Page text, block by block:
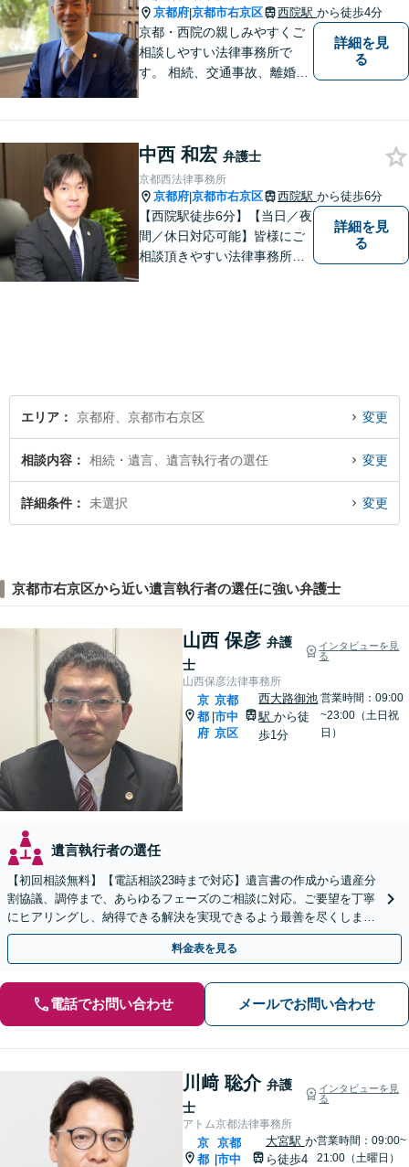
京都府|京都市右京区 西院駅 から徒歩4分
京都・西院の親しみやすくご
相談しやすい法律事務所で
す。 相続、交通事故、離婚、
詳細を見
る
中西 和宏 弁護士
京都西法律事務所
京都府|京都市右京区 西院駅 から徒歩6分
【西院駅徒歩6分】【当日／夜
間／休日対応可能】皆様にご
相談頂きやすい法律事務所を
相談ください。
詳細を見
る
エリア 京都府、京都市右京区 変更
相談内容 相続・遺言、遺言執行者の選任 変更
詳細条件 未選択 変更
京都市右京区から近い遺言執行者の選任に強い弁護士
山西 保彦 弁護
士
インタビューを見
る
山西保彦法律事務所
京
都
府
|
京都
市中
京区
西大路御池
駅から徒
歩1分
営業時間：09:00
~23:00（土日祝
日）
遺言執行者の選任
【初回相談無料】【電話相談23時まで対応】遺言書の作成から遺産分
割協議、調停まで、あらゆるフェーズのご相談に対応。ご要望を丁寧
にヒアリングし、納得できる解決を実現できるよう最善を尽くします
【夜間・休日対応可】【西大路御池駅徒歩1分】
料金表を見る
電話でお問い合わせ メールでお問い合わせ
川﨑 聡介 弁護
士
インタビューを見
る
アトム京都法律事務所
京
都
京都
市中
大宮駅 か
ら徒歩4
営業時間：09:00~
21:00（土曜日）